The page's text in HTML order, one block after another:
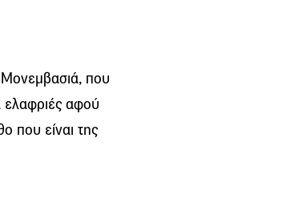
Μονεμβασιά, που
ελαφριές αφού
που είναι της